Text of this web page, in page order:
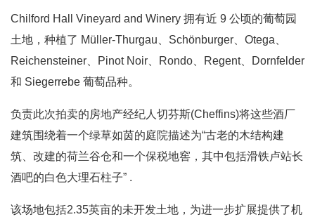
Chilford Hall Vineyard and Winery 拥有近 9 公顷的葡萄园
土地，种植了 Müller-Thurgau、Schönburger、Otega、
Reichensteiner、Pinot Noir、Rondo、Regent、Dornfelder
和 Siegerrebe 葡萄品种。
负责此次拍卖的房地产经纪人切芬斯(Cheffins)将这些酒厂
建筑围绕着一个绿草如茵的庭院描述为“古老的木结构建
筑、改建的荷兰谷仓和一个保税地窖，其中包括滑铁卢站长
酒吧的白色大理石柱子” .
该场地包括2.35英亩的未开发土地，为进一步扩展提供了机